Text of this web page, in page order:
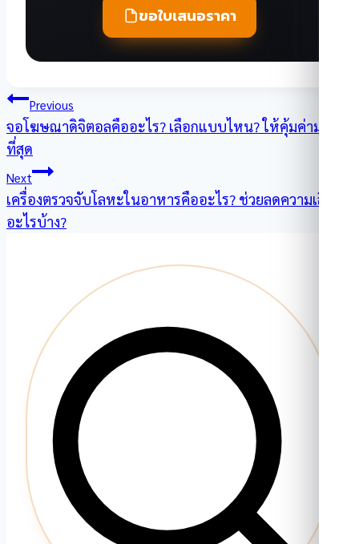
ขอใบเสนอราคา
แนะแนว
เรื่อง
Previous
จอโฆษณาดิจิตอลคืออะไร? เลือกแบบไหน? ให้คุ้มค่ามาก
ที่สุด
Next
เครื่องตรวจจับโลหะในอาหารคืออะไร? ช่วยลดความเสี่ยง
อะไรบ้าง?